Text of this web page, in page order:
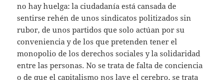
no hay huelga: la ciudadanía está cansada de
sentirse rehén de unos sindicatos politizados sin
rubor, de unos partidos que solo actúan por su
conveniencia y de los que pretenden tener el
monopolio de los derechos sociales y la solidaridad
entre las personas. No se trata de falta de conciencia
o de que el capitalismo nos lave el cerebro, se trata